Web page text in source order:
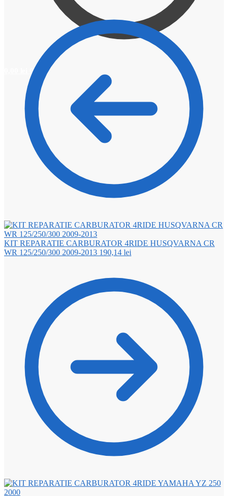
0
KIT REPARATIE CARBURATOR 4RIDE HUSQVARNA CR
WR 125/250/300 2009-2013 190,14 lei